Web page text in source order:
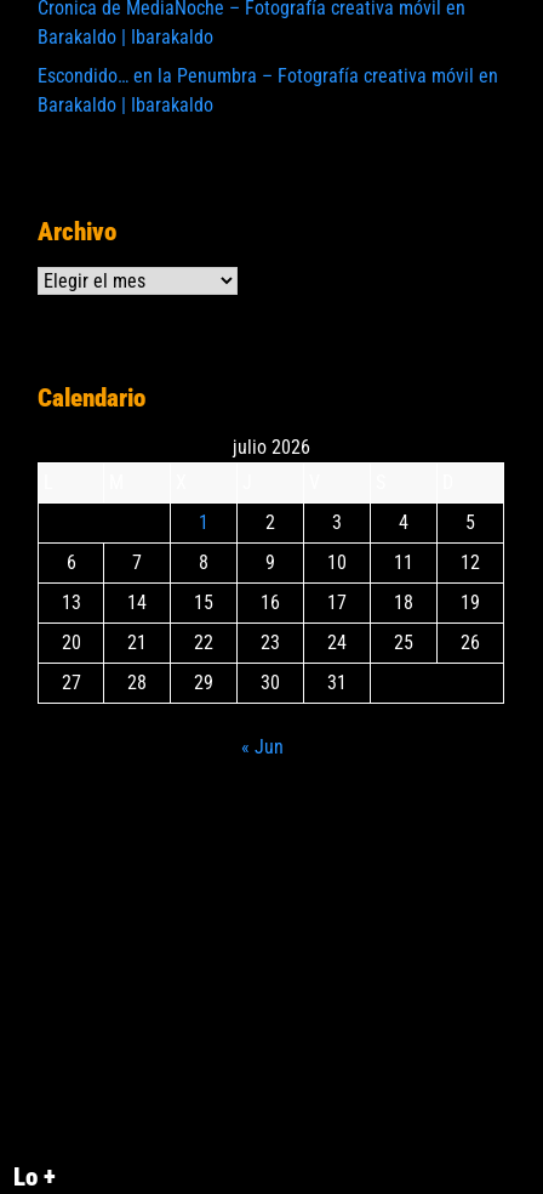
Cronica de MediaNoche – Fotografía creativa móvil en
Barakaldo | Ibarakaldo
Escondido… en la Penumbra – Fotografía creativa móvil en
Barakaldo | Ibarakaldo
Archivo
Archivos
Calendario
julio 2026
1
2 3 4
5
6
7 8 9 10 11
12
13
14 15 16 17 18
19
20
21 22 23 24 25
26
27
28 29 30 31
« Jun
Lo +